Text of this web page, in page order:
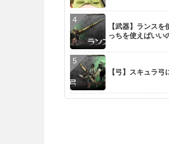
【武器】ランス
っちを使えばいい
【弓】スキュラ